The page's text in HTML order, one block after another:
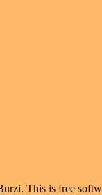
This is free